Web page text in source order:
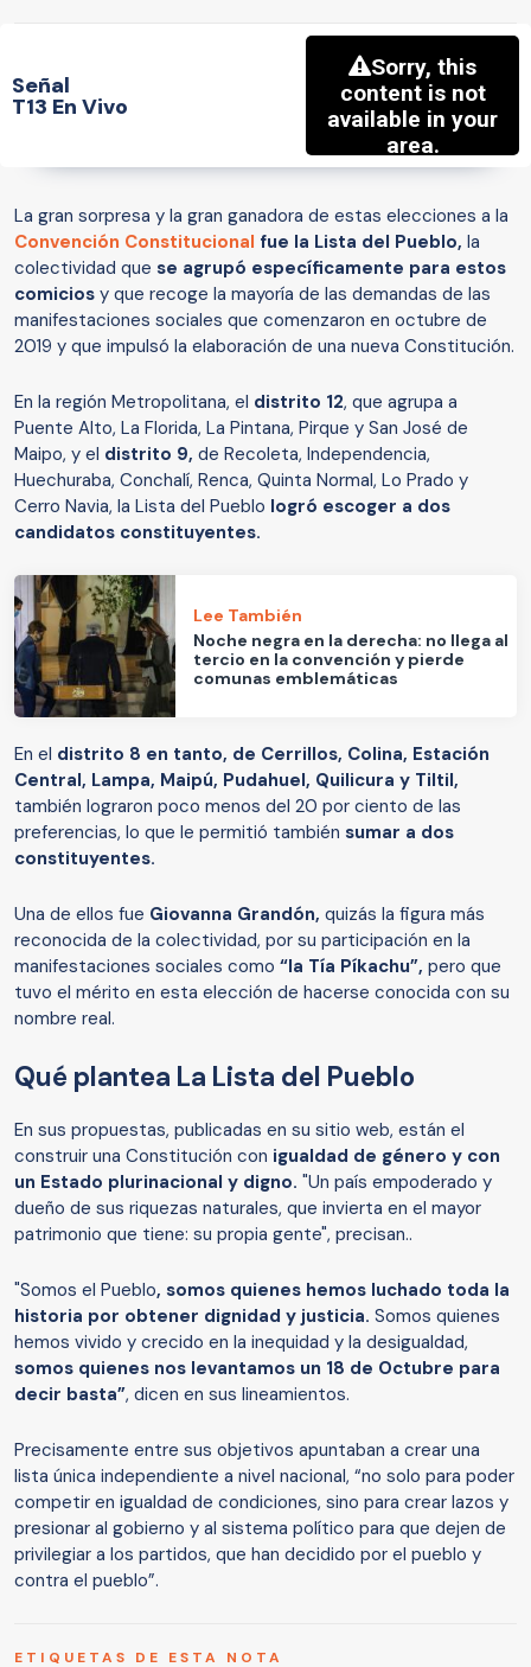
Señal
T13 En Vivo
La gran sorpresa y la gran ganadora de estas elecciones a la
Convención Constitucional fue la Lista del Pueblo, la
colectividad que se agrupó específicamente para estos
comicios y que recoge la mayoría de las demandas de las
manifestaciones sociales que comenzaron en octubre de
2019 y que impulsó la elaboración de una nueva Constitución.
En la región Metropolitana, el distrito 12, que agrupa a
Puente Alto, La Florida, La Pintana, Pirque y San José de
Maipo, y el distrito 9, de Recoleta, Independencia,
Huechuraba, Conchalí, Renca, Quinta Normal, Lo Prado y
Cerro Navia, la Lista del Pueblo logró escoger a dos
candidatos constituyentes.
Lee También
Noche negra en la derecha: no llega al
tercio en la convención y pierde
comunas emblemáticas
En el distrito 8 en tanto, de Cerrillos, Colina, Estación
Central, Lampa, Maipú, Pudahuel, Quilicura y Tiltil,
también lograron poco menos del 20 por ciento de las
preferencias, lo que le permitió también sumar a dos
constituyentes.
Una de ellos fue Giovanna Grandón, quizás la figura más
reconocida de la colectividad, por su participación en la
manifestaciones sociales como “la Tía Píkachu”, pero que
tuvo el mérito en esta elección de hacerse conocida con su
nombre real.
Qué plantea La Lista del Pueblo
En sus propuestas, publicadas en su sitio web, están el
construir una Constitución con igualdad de género y con
un Estado plurinacional y digno. "Un país empoderado y
dueño de sus riquezas naturales, que invierta en el mayor
patrimonio que tiene: su propia gente", precisan..
"Somos el Pueblo, somos quienes hemos luchado toda la
historia por obtener dignidad y justicia. Somos quienes
hemos vivido y crecido en la inequidad y la desigualdad,
somos quienes nos levantamos un 18 de Octubre para
decir basta”, dicen en sus lineamientos.
Precisamente entre sus objetivos apuntaban a crear una
lista única independiente a nivel nacional, “no solo para poder
competir en igualdad de condiciones, sino para crear lazos y
presionar al gobierno y al sistema político para que dejen de
privilegiar a los partidos, que han decidido por el pueblo y
contra el pueblo”.
ETIQUETAS DE ESTA NOTA